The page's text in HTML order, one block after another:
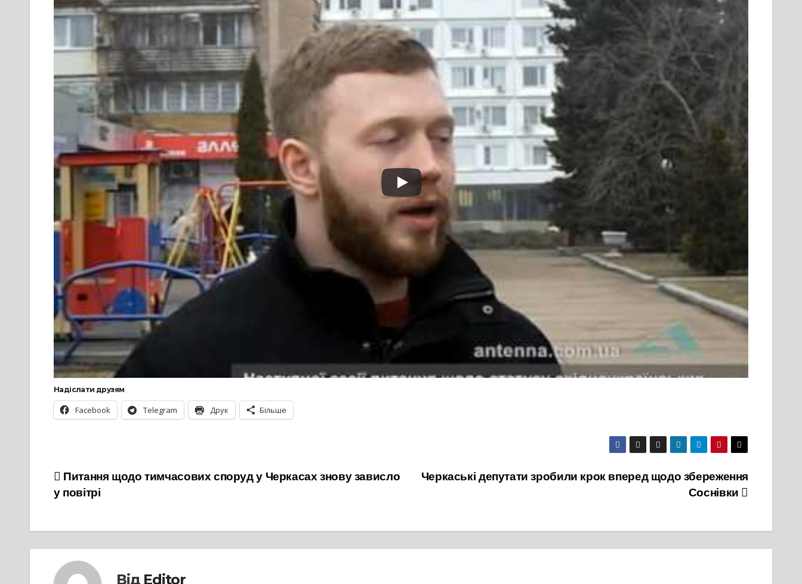
Надіслати друзям
Facebook Telegram Друк Більше
Навігація
записів
Черкаські депутати зробили крок вперед щодо збереження
Соснівки
Питання щодо тимчасових споруд у Черкасах знову зависло
у повітрі
Від Editor